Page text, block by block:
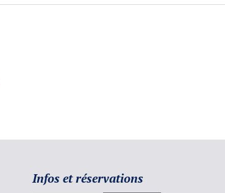
Infos et réservations